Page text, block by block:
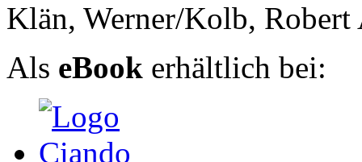
Klän, Werner/Kolb, Robert
Als eBook erhältlich bei: